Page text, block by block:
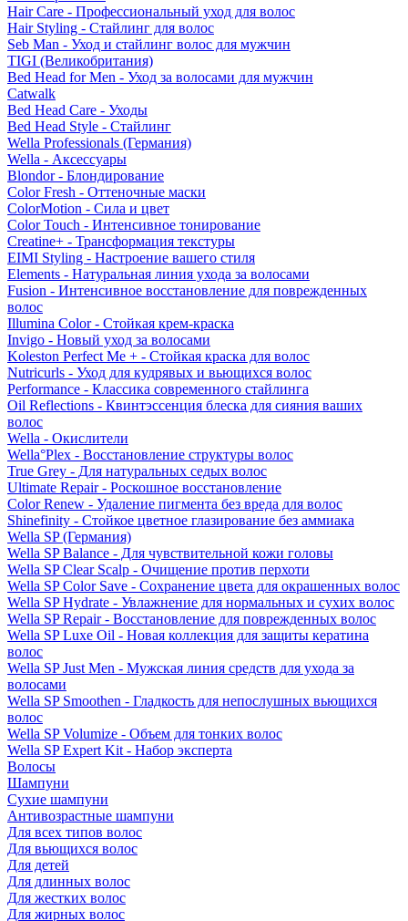
Hair Care - Профессиональный уход для волос
Hair Styling - Стайлинг для волос
Seb Man - Уход и стайлинг волос для мужчин
TIGI (Великобритания)
Bed Head for Men - Уход за волосами для мужчин
Catwalk
Bed Head Care - Уходы
Bed Head Style - Стайлинг
Wella Professionals (Германия)
Wella - Аксессуары
Blondor - Блондирование
Color Fresh - Оттеночные маски
ColorMotion - Сила и цвет
Color Touch - Интенсивное тонирование
Creatine+ - Трансформация текстуры
EIMI Styling - Настроение вашего стиля
Elements - Натуральная линия ухода за волосами
Fusion - Интенсивное восстановление для поврежденных
волос
Illumina Color - Стойкая крем-краска
Invigo - Новый уход за волосами
Koleston Perfect Me + - Стойкая краска для волос
Nutricurls - Уход для кудрявых и вьющихся волос
Performance - Классика современного стайлинга
Oil Reflections - Квинтэссенция блеска для сияния ваших
волос
Wella - Окислители
Wella°Plex - Восстановление структуры волос
True Grey - Для натуральных седых волос
Ultimate Repair - Роскошное восстановление
Color Renew - Удаление пигмента без вреда для волос
Shinefinity - Стойкое цветное глазирование без аммиака
Wella SP (Германия)
Wella SP Balance - Для чувствительной кожи головы
Wella SP Clear Scalp - Очищение против перхоти
Wella SP Color Save - Сохранение цвета для окрашенных волос
Wella SP Hydrate - Увлажнение для нормальных и сухих волос
Wella SP Repair - Восстановление для поврежденных волос
Wella SP Luxe Oil - Новая коллекция для защиты кератина
волос
Wella SP Just Men - Мужская линия средств для ухода за
волосами
Wella SP Smoothen - Гладкость для непослушных вьющихся
волос
Wella SP Volumize - Объем для тонких волос
Wella SP Expert Kit - Набор эксперта
Волосы
Шампуни
Сухие шампуни
Антивозрастные шампуни
Для всех типов волос
Для вьющихся волос
Для детей
Для длинных волос
Для жестких волос
Для жирных волос